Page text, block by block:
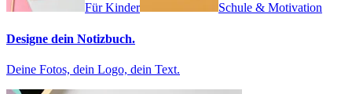
Für Kinder Schule & Motivation
Designe dein Notizbuch.
Deine Fotos, dein Logo, dein Text.